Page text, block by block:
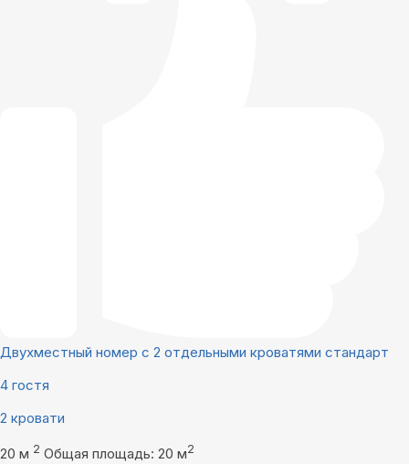
Двухместный номер с 2 отдельными кроватями стандарт
4 гостя
2 кровати
20 м 2 Общая площадь: 20 м2